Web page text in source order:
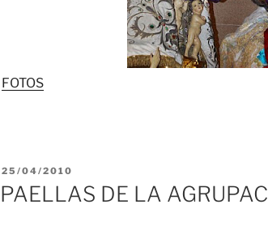
FOTOS
PUBLICADO
25/04/2010
PAELLAS DE LA